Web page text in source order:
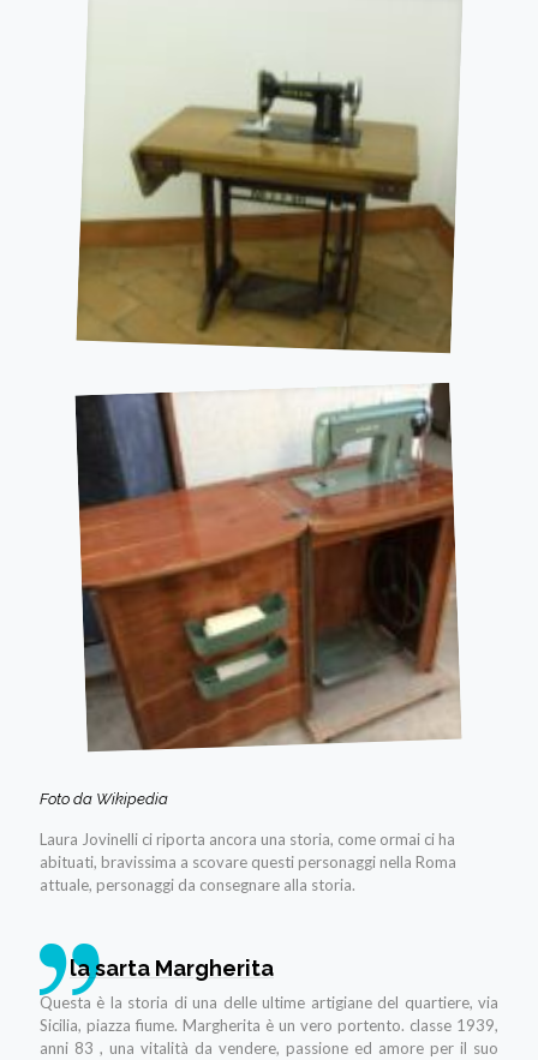
Foto da Wikipedia
Laura Jovinelli ci riporta ancora una storia, come ormai ci ha
abituati, bravissima a scovare questi personaggi nella Roma
attuale, personaggi da consegnare alla storia.
la sarta Margherita
Questa è la storia di una delle ultime artigiane del quartiere, via
Sicilia, piazza fiume. Margherita è un vero portento. classe 1939,
anni 83 , una vitalità da vendere, passione ed amore per il suo